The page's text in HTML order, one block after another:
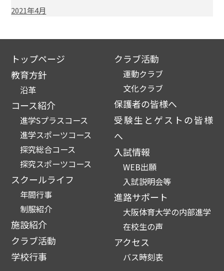
2021年4月
トップページ
教育方針
沿革
コース紹介
進学Sプラスコース
進学スポーツコース
探究総合コース
探究スポーツコース
スクールライフ
年間行事
制服紹介
施設紹介
クラブ活動
学校行事
クラブ活動
運動クラブ
文化クラブ
保護者の皆様へ
受験生とゲストの皆様
へ
入試情報
WEB出願
入試説明会等
進路サポート
大阪体育大学の内部進学
在校生の声
アクセス
バス時刻表